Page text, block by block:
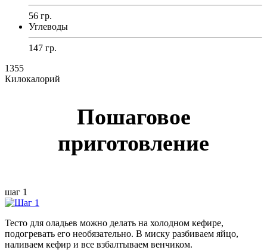
56 гр.
Углеводы
147 гр.
1355
Килокалорий
Пошаговое
приготовление
шаг 1
Тесто для оладьев можно делать на холодном кефире,
подогревать его необязательно. В миску разбиваем яйцо,
наливаем кефир и все взбалтываем венчиком.